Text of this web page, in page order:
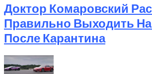
Доктор Комаровский
Правильно Выходить
После Карантина